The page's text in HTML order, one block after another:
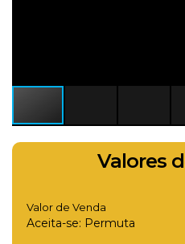
Valores
Valor de Venda
Aceita-se: Permuta